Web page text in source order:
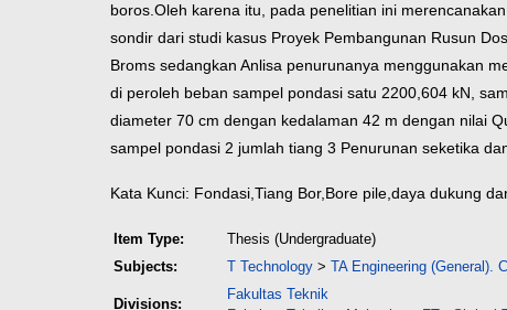
boros.Oleh karena itu, pada penelitian ini
sondir dari studi kasus Proyek Pembangunan Rusun
Broms sedangkan Anlisa penurunanya menggunakan
di peroleh beban sampel pondasi satu 2200,604 kN,
diameter 70 cm dengan kedalaman 42 m dengan nilai
sampel pondasi 2 jumlah tiang 3 Penurunan seketika
Kata Kunci: Fondasi,Tiang Bor,Bore pile,daya dukung
Item Type:
Thesis (Undergraduate)
Subjects:
T Technology > TA Engineering (General).
Divisions:
Fakultas Teknik